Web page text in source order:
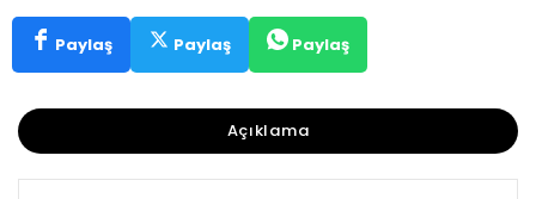
Paylaş Paylaş Paylaş
Açıklama